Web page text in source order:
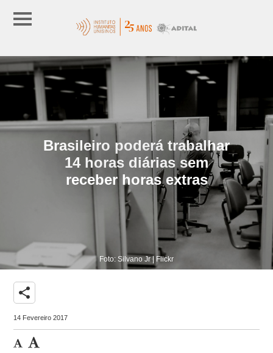
Brasileiro poderá trabalhar
14 horas diárias sem
receber horas extras
Foto: Silvano Jr | Flickr
share
14 Fevereiro 2017